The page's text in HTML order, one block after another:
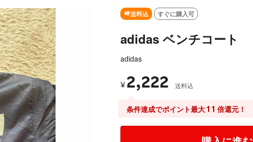
送料込 すぐに購入可
adidas ベンチコート
adidas
¥ 2,222 送料込
条件達成でポイント最大11 倍還元！